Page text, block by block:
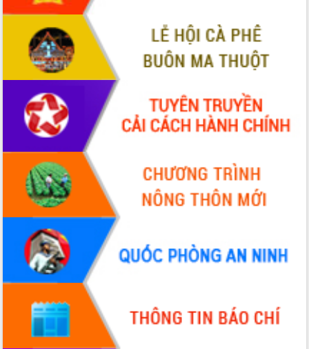
năm 2026
Hội thảo khoa học “Giải pháp thúc đẩy
phát triển nền kinh tế xanh tại tỉnh
Đắk Lắk”
Tăng cường giám sát, đôn đốc thực
hiện nhiệm vụ quản lý tài sản công
hàng tuần
Tháo gỡ những vướng mắc, đẩy mạnh
công tác cải cách thủ tục hành chính
tại Trung tâm Phục vụ hành chính
công tỉnh
Đắk Lắk: Tôn vinh 46 giải pháp tại Hội
thi Sáng tạo Kỹ thuật 2024 - 2025
Đắk Lắk rà soát, điều chỉnh Đề án 190
về phát triển nuôi trồng thủy sản
Phó Chủ tịch UBND tỉnh Đắk Lắk
Trương Công Thái kiểm tra thực địa
Dự án cao tốc Khánh Hòa - Buôn Ma
Thuột
Định vị cà phê Việt Nam như một “di
sản sống” trong dòng chảy toàn cầu
Xây dựng nông thôn mới: Nâng cao đời
sống người dân từ những mô hình thiết